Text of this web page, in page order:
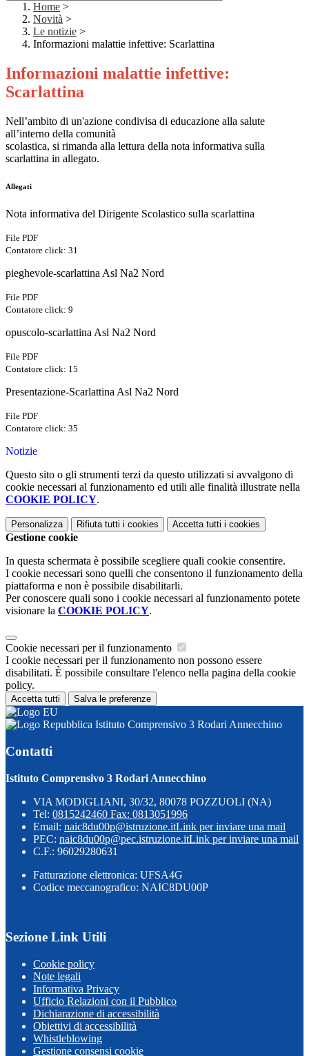
Home >
Novità >
Le notizie >
Informazioni malattie infettive: Scarlattina
Informazioni malattie infettive:
Scarlattina
Nell’ambito di un'azione condivisa di educazione alla salute
all’interno della comunità
scolastica, si rimanda alla lettura della nota informativa sulla
scarlattina in allegato.
Allegati
Nota informativa del Dirigente Scolastico sulla scarlattina
File PDF
Contatore click: 31
pieghevole-scarlattina Asl Na2 Nord
File PDF
Contatore click: 9
opuscolo-scarlattina Asl Na2 Nord
File PDF
Contatore click: 15
Presentazione-Scarlattina Asl Na2 Nord
File PDF
Contatore click: 35
Notizie
Questo sito o gli strumenti terzi da questo utilizzati si avvalgono di
cookie necessari al funzionamento ed utili alle finalità illustrate nella
COOKIE POLICY.
Personalizza Rifiuta tutti i cookies Accetta tutti i cookies
Gestione cookie
In questa schermata è possibile scegliere quali cookie consentire.
I cookie necessari sono quelli che consentono il funzionamento della
piattaforma e non è possibile disabilitarli.
Per conoscere quali sono i cookie necessari al funzionamento potete
visionare la COOKIE POLICY.
Cookie necessari per il funzionamento
I cookie necessari per il funzionamento non possono essere
disabilitati. È possibile consultare l'elenco nella pagina della cookie
policy.
Accetta tutti Salva le preferenze
Istituto Comprensivo 3 Rodari Annecchino
Contatti
Istituto Comprensivo 3 Rodari Annecchino
VIA MODIGLIANI, 30/32, 80078 POZZUOLI (NA)
Tel: 0815242460 Fax: 0813051996
Email: naic8du00p@istruzione.itLink per inviare una mail
PEC: naic8du00p@pec.istruzione.itLink per inviare una mail
C.F.: 96029280631
Fatturazione elettronica: UFSA4G
Codice meccanografico: NAIC8DU00P
Sezione Link Utili
Cookie policy
Note legali
Informativa Privacy
Ufficio Relazioni con il Pubblico
Dichiarazione di accessibilità
Obiettivi di accessibilità
Whistleblowing
Gestione consensi cookie